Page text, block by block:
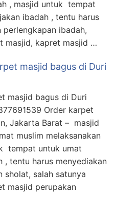
, masjid untuk tempat
ibadah , tentu harus
ibadah,
masjid, kapret masjid …
masjid bagus di Duri
masjid bagus di Duri
Order karpet
Jakarta Barat – masjid
muslim melaksanakan
tempat untuk umat
, tentu harus menyediakan
sholat, salah satunya
masjid perupakan